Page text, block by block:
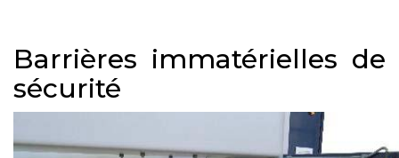
Barrières immatérielles de
sécurité